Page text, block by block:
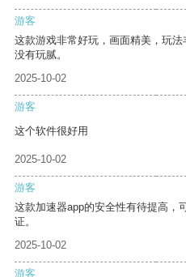
游客
这款游戏非常好玩，画面精美，玩
没有玩腻。
2025-10-02
游客
这个软件很好用
2025-10-02
游客
这款加速器app的安全性有待提高，
证。
2025-10-02
游客